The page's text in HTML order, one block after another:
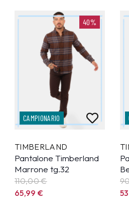
40%
CAMPIONARIO
TIMBERLAND
Pantalone Timberland
Marrone tg.32
110,00 €
65,99€